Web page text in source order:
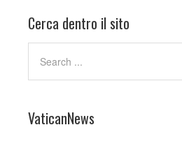
Cerca dentro il sito
VaticanNews